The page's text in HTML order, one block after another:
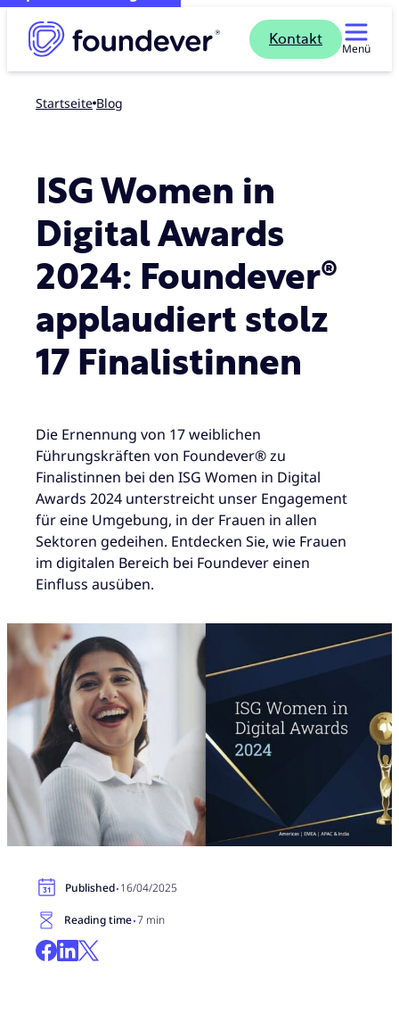
Kontakt
Menü
Startseite blog
ISG Women in
Digital Awards
2024: Foundever®
applaudiert stolz
17 Finalistinnen
Die Ernennung von 17 weiblichen
Führungskräften von Foundever® zu
Finalistinnen bei den ISG Women in Digital
Awards 2024 unterstreicht unser Engagement
für eine Umgebung, in der Frauen in allen
Sektoren gedeihen. Entdecken Sie, wie Frauen
im digitalen Bereich bei Foundever einen
Einfluss ausüben.
Published·16/04/2025
Reading time·7 min